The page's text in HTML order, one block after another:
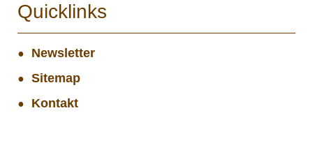
Quicklinks
Newsletter
Sitemap
Kontakt